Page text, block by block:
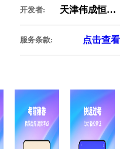
开发者: 天津伟成恒通科技有限公司
服务条款: 点击查看